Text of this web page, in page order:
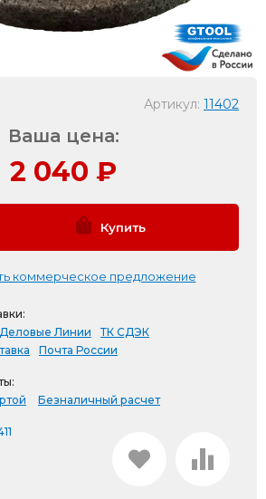
Артикул: 11402
Ваша цена:
2 040 ₽
Купить
коммерческое предложение
Линии
ТК СДЭК
Почта России
Безналичный расчет